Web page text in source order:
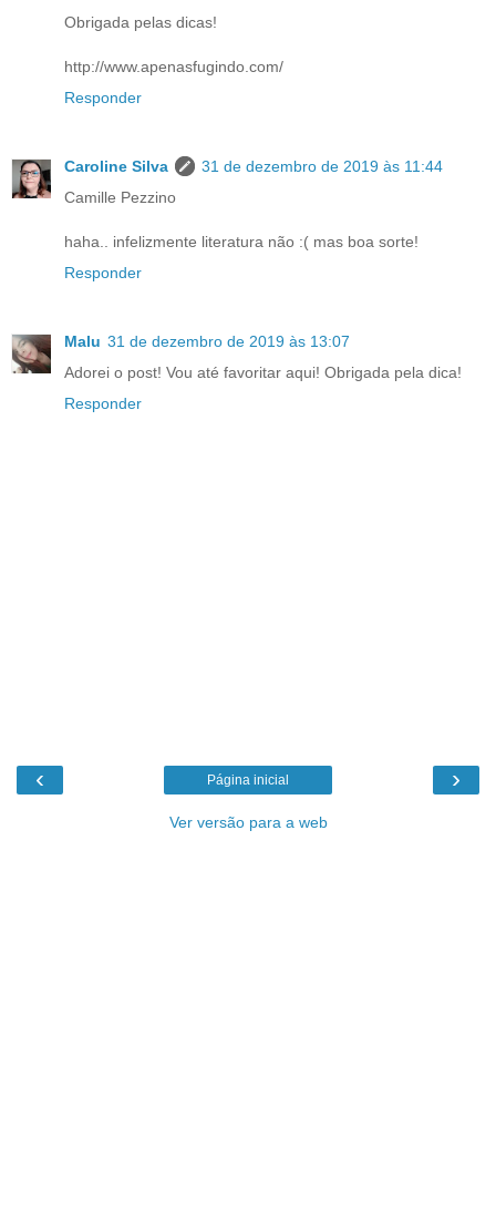
Obrigada pelas dicas!
http://www.apenasfugindo.com/
Responder
Caroline Silva
31 de dezembro de 2019 às 11:44
Camille Pezzino
haha.. infelizmente literatura não :( mas boa sorte!
Responder
Malu 31 de dezembro de 2019 às 13:07
Adorei o post! Vou até favoritar aqui! Obrigada pela dica!
Responder
‹ ›
Página inicial
Ver versão para a web